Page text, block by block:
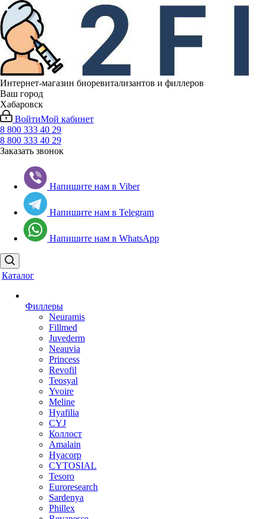
Интернет-магазин биоревитализантов и филлеров
Ваш город
Хабаровск
ВойтиМой кабинет
8 800 333 40 29
8 800 333 40 29
Заказать звонок
Напишите нам в Viber
Напишите нам в Telegram
Напишите нам в WhatsApp
Каталог
Филлеры
Neuramis
Fillmed
Juvederm
Neauvia
Princess
Revofil
Teosyal
Yvoire
Meline
Hyafilia
CYJ
Коллост
Amalain
Hyacorp
CYTOSIAL
Tesoro
Euroresearch
Sardenya
Phillex